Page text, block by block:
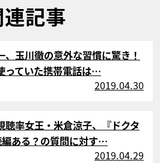
記事
、玉川徹の意外な習慣に驚き！
っていた携帯電話は…
2019.04.30
聴率女王・米倉涼子、『ドクタ
編ある？の質問に対す…
2019.04.29